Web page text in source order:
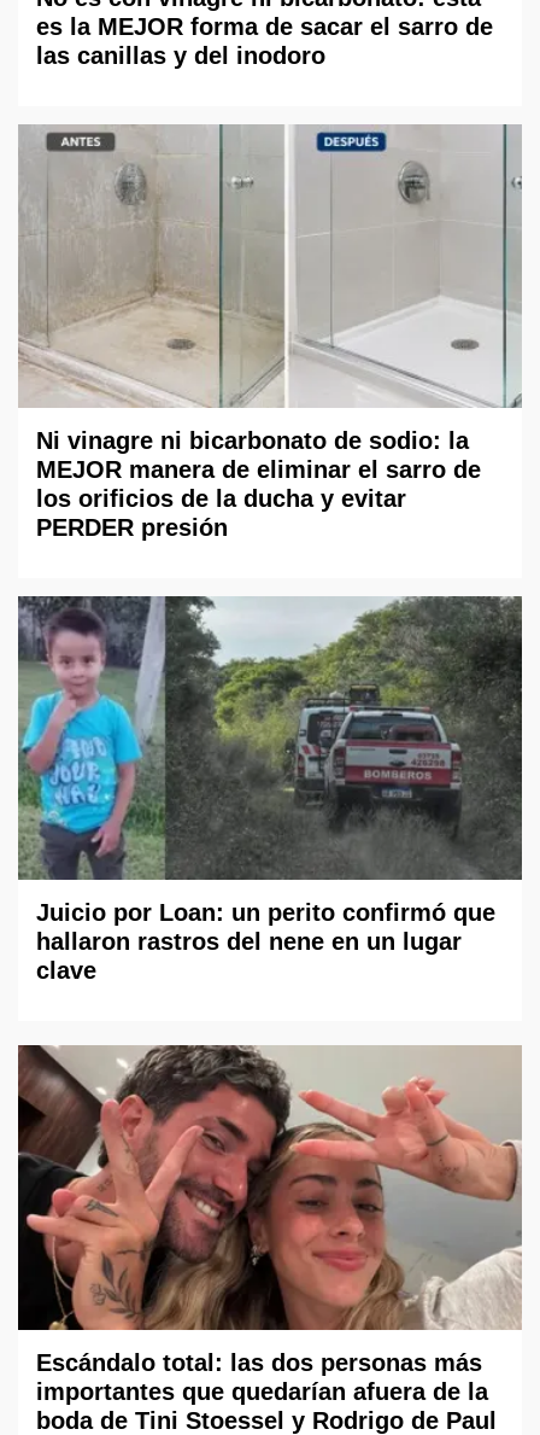
es la MEJOR forma de sacar el sarro de
las canillas y del inodoro
Ni vinagre ni bicarbonato de sodio: la
MEJOR manera de eliminar el sarro de
los orificios de la ducha y evitar
PERDER presión
Juicio por Loan: un perito confirmó que
hallaron rastros del nene en un lugar
clave
Escándalo total: las dos personas más
importantes que quedarían afuera de la
boda de Tini Stoessel y Rodrigo de Paul